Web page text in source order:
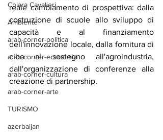
Chiara Cavalieri
Ambiente
arab-corner-politica
arab-corner-economia
arab-corner-cultura
arab-corner-arte
TURISMO
azerbaijan
reale cambiamento di prospettiva: dalla
costruzione di scuole allo sviluppo di
capacità e al finanziamento
dell'innovazione locale, dalla fornitura di
cibo al sostegno all'agroindustria,
dall'organizzazione di conferenze alla
creazione di partnership.